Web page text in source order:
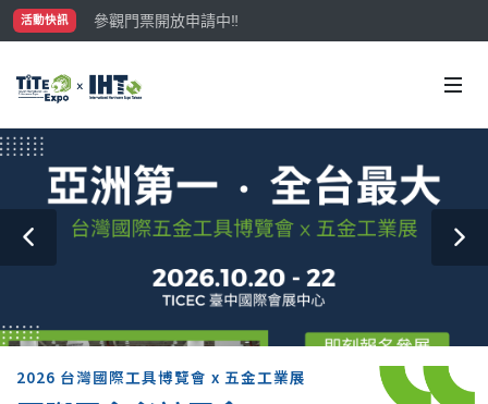
活動快訊
參觀門票開放申請中‼️
最大規模台灣五金展TiTE x IHT，2026/10/20-22與您在臺
2026 台灣國際工具博覽會 x 五金工業展